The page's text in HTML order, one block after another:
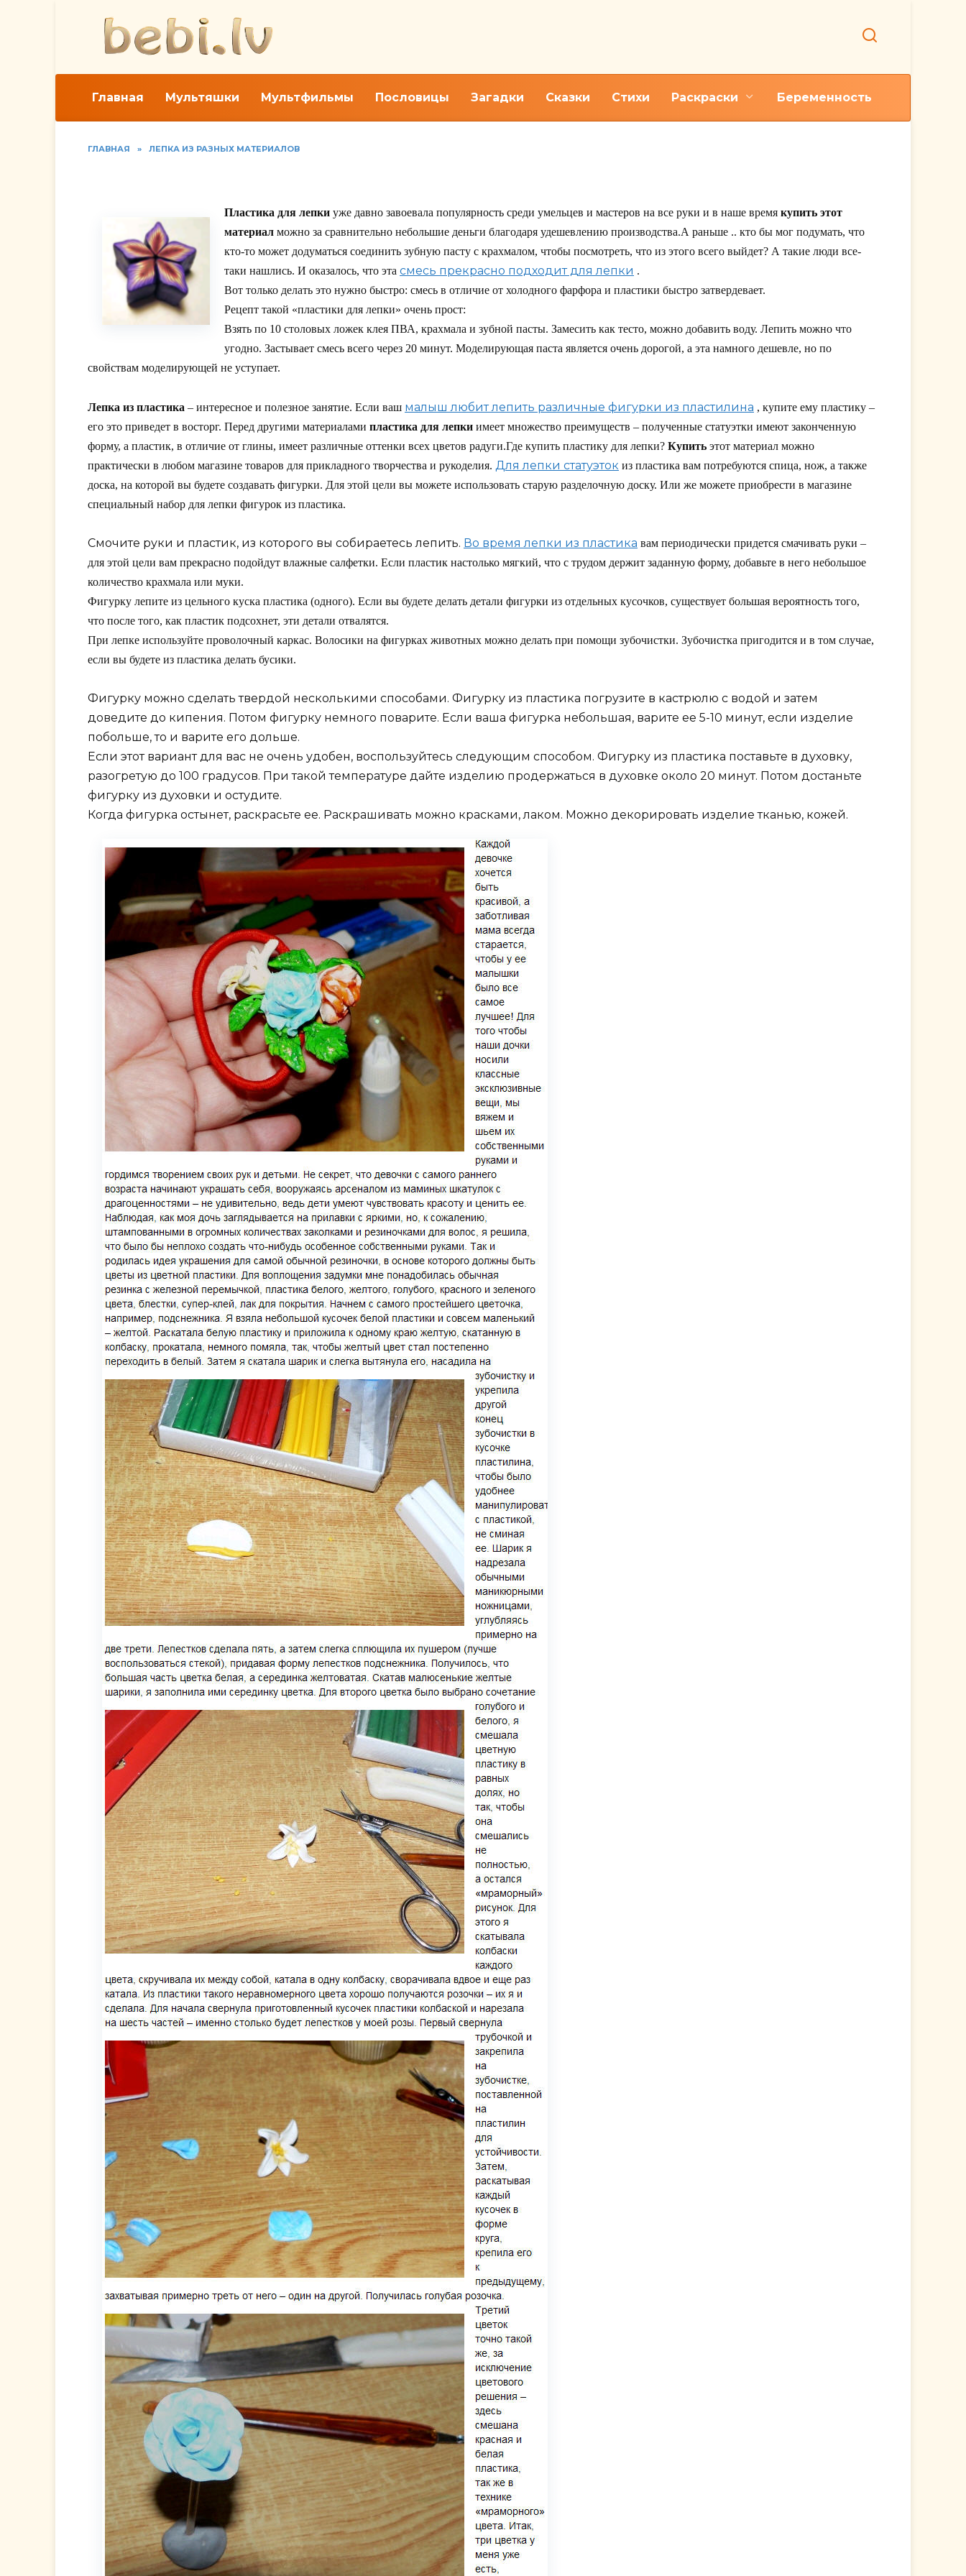
Главная Мультяшки Мультфильмы Пословицы Загадки Сказки Стихи Раскраски Беременность
ГЛАВНАЯ » ЛЕПКА ИЗ РАЗНЫХ МАТЕРИАЛОВ
Пластика для лепки уже давно завоевала популярность среди умельцев и мастеров на все руки и в наше время купить этот
материал можно за сравнительно небольшие деньги благодаря удешевлению производства.А раньше .. кто бы мог подумать, что
кто-то может додуматься соединить зубную пасту с крахмалом, чтобы посмотреть, что из этого всего выйдет? А такие люди все-
таки нашлись. И оказалось, что эта смесь прекрасно подходит для лепки .
Вот только делать это нужно быстро: смесь в отличие от холодного фарфора и пластики быстро затвердевает.
Рецепт такой «пластики для лепки» очень прост:
Взять по 10 столовых ложек клея ПВА, крахмала и зубной пасты. Замесить как тесто, можно добавить воду. Лепить можно что
угодно. Застывает смесь всего через 20 минут. Моделирующая паста является очень дорогой, а эта намного дешевле, но по
свойствам моделирующей не уступает.
Лепка из пластика – интересное и полезное занятие. Если ваш малыш любит лепить различные фигурки из пластилина , купите ему пластику –
его это приведет в восторг. Перед другими материалами пластика для лепки имеет множество преимуществ – полученные статуэтки имеют законченную
форму, а пластик, в отличие от глины, имеет различные оттенки всех цветов радуги.Где купить пластику для лепки? Купить этот материал можно
практически в любом магазине товаров для прикладного творчества и рукоделия. Для лепки статуэток из пластика вам потребуются спица, нож, а также
доска, на которой вы будете создавать фигурки. Для этой цели вы можете использовать старую разделочную доску. Или же можете приобрести в магазине
специальный набор для лепки фигурок из пластика.
Смочите руки и пластик, из которого вы собираетесь лепить. Во время лепки из пластика вам периодически придется смачивать руки –
для этой цели вам прекрасно подойдут влажные салфетки. Если пластик настолько мягкий, что с трудом держит заданную форму, добавьте в него небольшое
количество крахмала или муки.
Фигурку лепите из цельного куска пластика (одного). Если вы будете делать детали фигурки из отдельных кусочков, существует большая вероятность того,
что после того, как пластик подсохнет, эти детали отвалятся.
При лепке используйте проволочный каркас. Волосики на фигурках животных можно делать при помощи зубочистки. Зубочистка пригодится и в том случае,
если вы будете из пластика делать бусики.
Фигурку можно сделать твердой несколькими способами. Фигурку из пластика погрузите в кастрюлю с водой и затем
доведите до кипения. Потом фигурку немного поварите. Если ваша фигурка небольшая, варите ее 5-10 минут, если изделие
побольше, то и варите его дольше.
Если этот вариант для вас не очень удобен, воспользуйтесь следующим способом. Фигурку из пластика поставьте в духовку,
разогретую до 100 градусов. При такой температуре дайте изделию продержаться в духовке около 20 минут. Потом достаньте
фигурку из духовки и остудите.
Когда фигурка остынет, раскрасьте ее. Раскрашивать можно красками, лаком. Можно декорировать изделие тканью, кожей.